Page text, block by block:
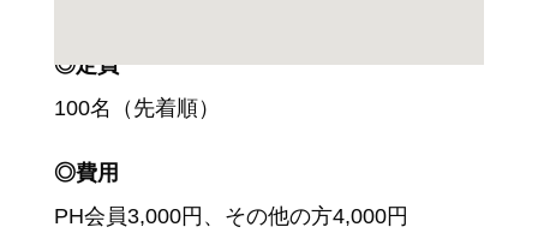
◎定員
100名（先着順）
◎費用
PH会員3,000円、その他の方4,000円